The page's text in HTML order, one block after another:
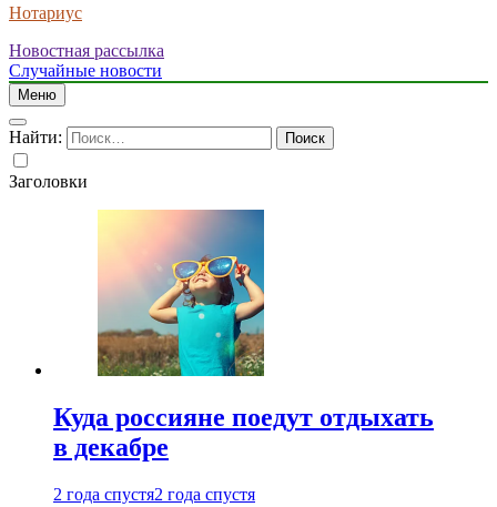
Нотариус
Новостная рассылка
Случайные новости
Меню
Найти:
Заголовки
Куда россияне поедут отдыхать
в декабре
2 года спустя2 года спустя